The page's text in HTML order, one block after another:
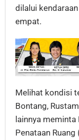
dilalui
empat.
Melihat kondisi
Bontang,
lainnya meminta
Penataan